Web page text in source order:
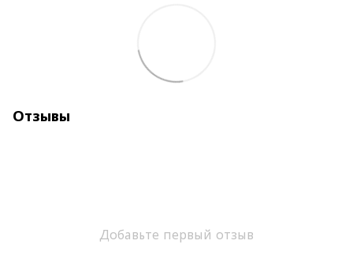
Отзывы
Добавьте первый отзыв